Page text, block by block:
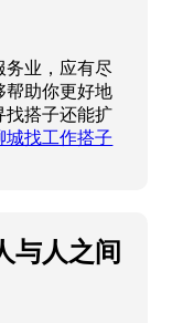
务业，应有尽
帮助你更好地
找搭子还能扩
城找工作搭子
与人之间